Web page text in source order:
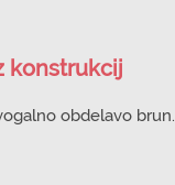
konstrukcij
obdelavo brun.